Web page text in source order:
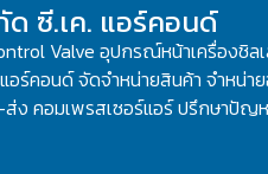
ซี.เค. แอร์คอนด์
Valve อุปกรณ์หน้าเครื่องชิล
อร์คอนด์ จัดจำหน่ายสินค้า จำหน่
ง คอมเพรสเซอร์แอร์ ปรึกษาปัญ